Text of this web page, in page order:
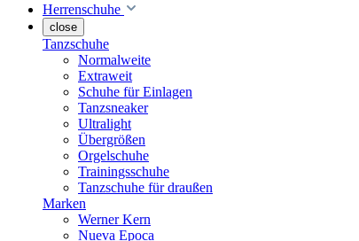
Herrenschuhe
close
Tanzschuhe
Normalweite
Extraweit
Schuhe für Einlagen
Tanzsneaker
Ultralight
Übergrößen
Orgelschuhe
Trainingsschuhe
Tanzschuhe für draußen
Marken
Werner Kern
Nueva Epoca